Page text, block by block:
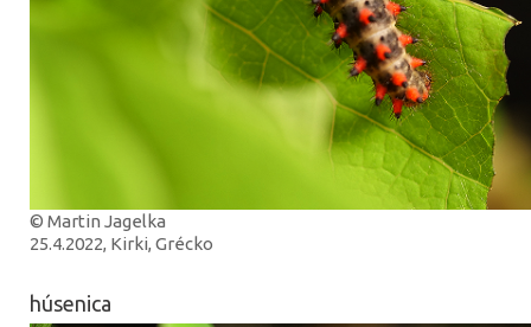
© Martin Jagelka
25.4.2022, Kirki, Grécko
húsenica